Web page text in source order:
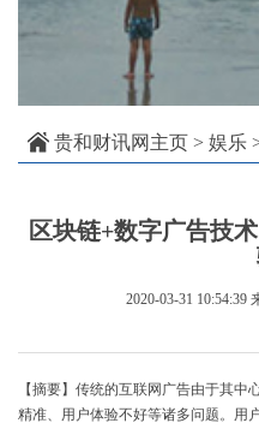
贵和财讯网主页 > 娱乐
区块链+数字广告技
2020-03-31 10:54:39
【摘要】传统的互联网广告由于其
精准、用户体验不好等诸多问题。用